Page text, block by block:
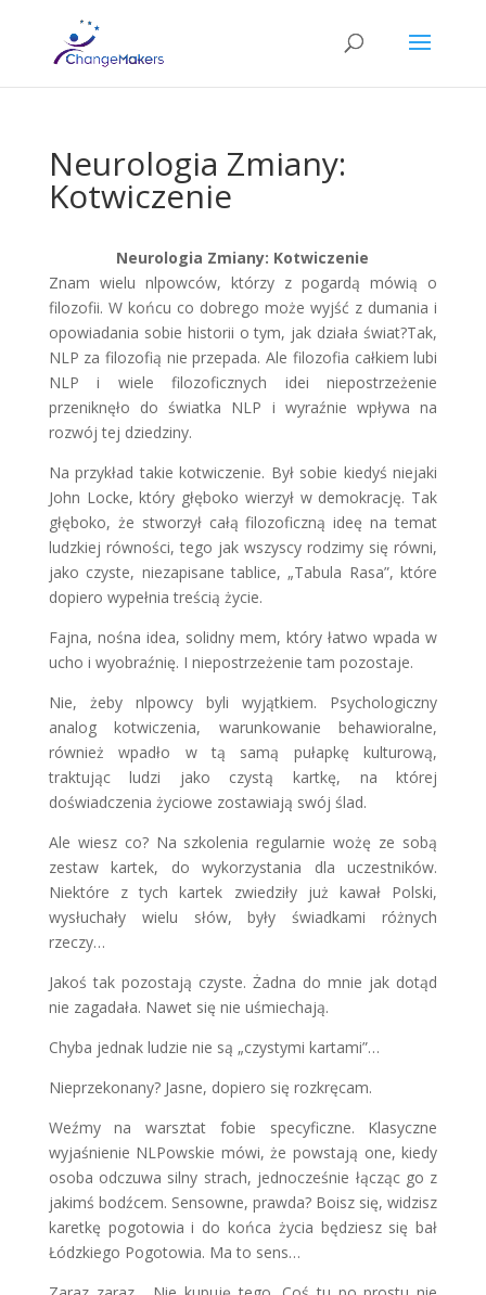
Neurologia Zmiany:
Kotwiczenie
Neurologia Zmiany: Kotwiczenie
Znam wielu nlpowców, którzy z pogardą mówią o
filozofii. W końcu co dobrego może wyjść z dumania i
opowiadania sobie historii o tym, jak działa świat?Tak,
NLP za filozofią nie przepada. Ale filozofia całkiem lubi
NLP i wiele filozoficznych idei niepostrzeżenie
przeniknęło do światka NLP i wyraźnie wpływa na
rozwój tej dziedziny.
Na przykład takie kotwiczenie. Był sobie kiedyś niejaki
John Locke, który głęboko wierzył w demokrację. Tak
głęboko, że stworzył całą filozoficzną ideę na temat
ludzkiej równości, tego jak wszyscy rodzimy się równi,
jako czyste, niezapisane tablice, „Tabula Rasa”, które
dopiero wypełnia treścią życie.
Fajna, nośna idea, solidny mem, który łatwo wpada w
ucho i wyobraźnię. I niepostrzeżenie tam pozostaje.
Nie, żeby nlpowcy byli wyjątkiem. Psychologiczny
analog kotwiczenia, warunkowanie behawioralne,
również wpadło w tą samą pułapkę kulturową,
traktując ludzi jako czystą kartkę, na której
doświadczenia życiowe zostawiają swój ślad.
Ale wiesz co? Na szkolenia regularnie wożę ze sobą
zestaw kartek, do wykorzystania dla uczestników.
Niektóre z tych kartek zwiedziły już kawał Polski,
wysłuchały wielu słów, były świadkami różnych
rzeczy…
Jakoś tak pozostają czyste. Żadna do mnie jak dotąd
nie zagadała. Nawet się nie uśmiechają.
Chyba jednak ludzie nie są „czystymi kartami”…
Nieprzekonany? Jasne, dopiero się rozkręcam.
Weźmy na warsztat fobie specyficzne. Klasyczne
wyjaśnienie NLPowskie mówi, że powstają one, kiedy
osoba odczuwa silny strach, jednocześnie łącząc go z
jakimś bodźcem. Sensowne, prawda? Boisz się, widzisz
karetkę pogotowia i do końca życia będziesz się bał
Łódzkiego Pogotowia. Ma to sens…